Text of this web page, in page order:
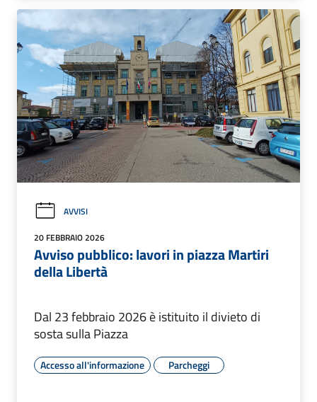
AVVISI
20 FEBBRAIO 2026
Avviso pubblico: lavori in piazza Martiri
della Libertà
Dal 23 febbraio 2026 è istituito il divieto di
sosta sulla Piazza
Accesso all'informazione Parcheggi